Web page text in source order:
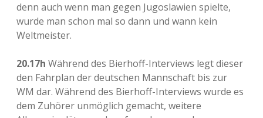
denn auch wenn man gegen Jugoslawien spielte,
wurde man schon mal so dann und wann kein
Weltmeister.
20.17h Während des Bierhoff-Interviews legt dieser
den Fahrplan der deutschen Mannschaft bis zur
WM dar. Während des Bierhoff-Interviews wurde es
dem Zuhörer unmöglich gemacht, weitere